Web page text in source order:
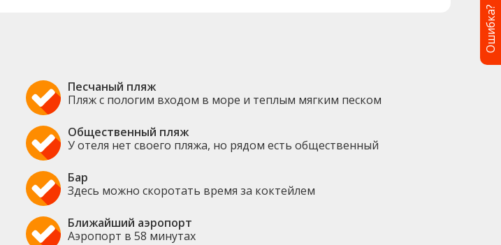
Песчаный пляж
Пляж с пологим входом в море и теплым мягким песком
Общественный пляж
У отеля нет своего пляжа, но рядом есть общественный
Бар
Здесь можно скоротать время за коктейлем
Ближайший аэропорт
Аэропорт в 58 минутах
Ошибка?